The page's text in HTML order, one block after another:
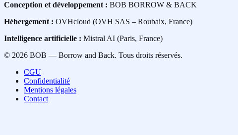
Conception et développement : BOB BORROW & BACK
Hébergement : OVHcloud (OVH SAS – Roubaix, France)
Intelligence artificielle : Mistral AI (Paris, France)
© 2026 BOB — Borrow and Back. Tous droits réservés.
CGU
Confidentialité
Mentions légales
Contact